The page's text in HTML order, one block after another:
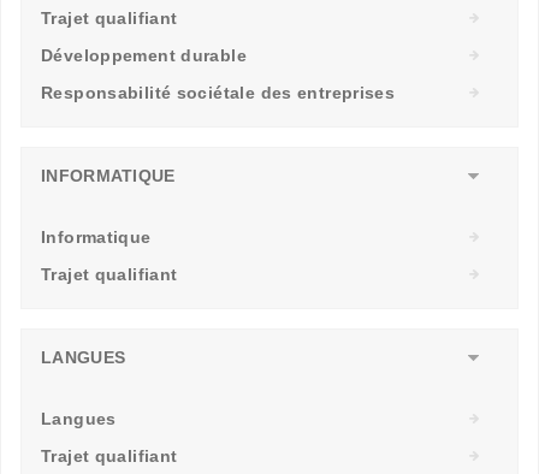
Trajet qualifiant
Développement durable
Responsabilité sociétale des entreprises
INFORMATIQUE
Informatique
Trajet qualifiant
LANGUES
Langues
Trajet qualifiant